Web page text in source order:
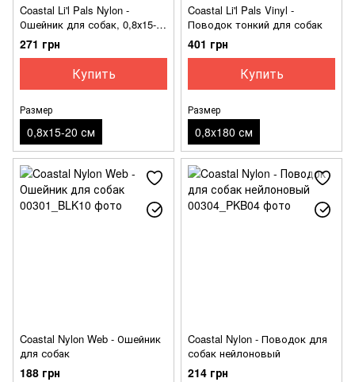
Coastal Li'l Pals Nylon -
Ошейник для собак, 0,8х15-20
см
271 грн
Купить
Размер
0,8х15-20 см
Coastal Li'l Pals Vinyl -
Поводок тонкий для собак
401 грн
Купить
Размер
0,8x180 см
Coastal Nylon Web - Ошейник
для собак
188 грн
Coastal Nylon - Поводок для
собак нейлоновый
214 грн